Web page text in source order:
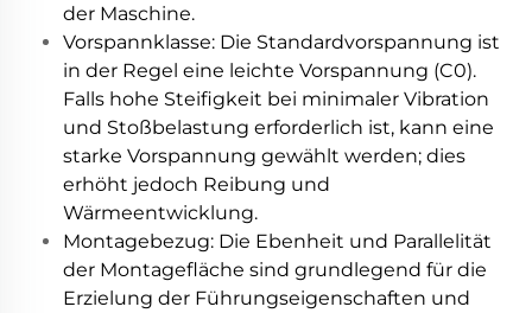
der Maschine.
Vorspannklasse: Die Standardvorspannung ist
in der Regel eine leichte Vorspannung (C0).
Falls hohe Steifigkeit bei minimaler Vibration
und Stoßbelastung erforderlich ist, kann eine
starke Vorspannung gewählt werden; dies
erhöht jedoch Reibung und
Wärmeentwicklung.
Montagebezug: Die Ebenheit und Parallelität
der Montagefläche sind grundlegend für die
Erzielung der Führungseigenschaften und